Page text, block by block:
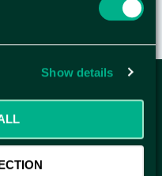
Show details
en möjlighet att